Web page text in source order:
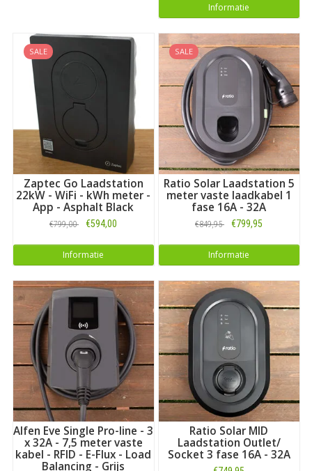
Informatie
SALE
Zaptec Go Laadstation
22kW - WiFi - kWh meter -
App - Asphalt Black
€799,00 €594,00
Informatie
SALE
Ratio Solar Laadstation 5
meter vaste laadkabel 1
fase 16A - 32A
€849,95 €799,95
Informatie
Alfen Eve Single Pro-line - 3
x 32A - 7,5 meter vaste
kabel - RFID - E-Flux - Load
Balancing - Grijs
Ratio Solar MID
Laadstation Outlet/
Socket 3 fase 16A - 32A